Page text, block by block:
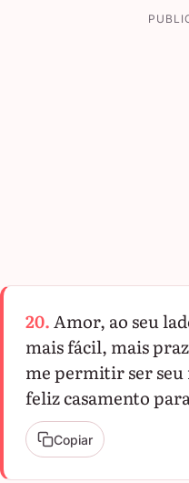
20.Amor, ao seu
mais fácil, mais
me permitir ser
feliz casamento
Copiar